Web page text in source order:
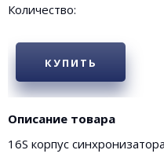
Количество:
КУПИТЬ
Описание товара
16S корпус